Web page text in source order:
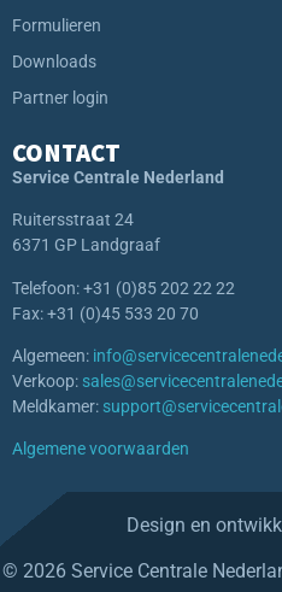
Formulieren
Downloads
Partner login
CONTACT
Service Centrale Nederland
Ruitersstraat 24
6371 GP Landgraaf
Telefoon: +31 (0)85 202 22 22
Fax: +31 (0)45 533 20 70
Algemeen:
Verkoop:
Meldkamer:
Algemene voorwaarden
Design en
© 2026 Service Centrale